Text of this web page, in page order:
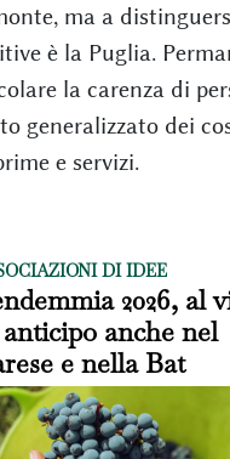
ma a
è la Puglia.
la carenza di
generalizzato dei
e servizi.
DI IDEE
2026, al
anche nel
e nella Bat